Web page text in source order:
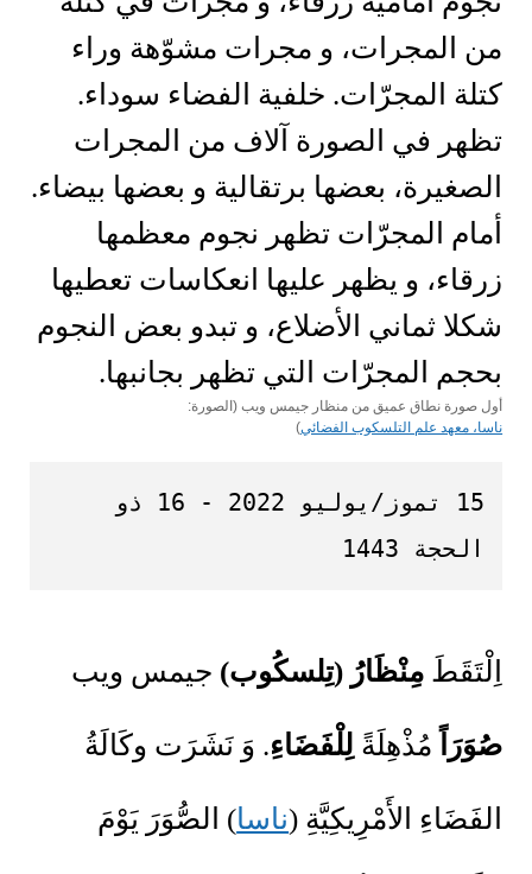
أول صورة نطاق عميق من منظار جيمس ويب (الصورة:
ناسا، معهد علم التلسكوب الفضائي)
الحجة 1443
اِلْتَقَطَ مِنْظَارُ (تِلسكُوب) جيمس ويب
صُوَرَاً مُذْهِلَةً لِلْفَضَاءِ. وَ نَشَرَت وكَالَةُ
الفَضَاءِ الأَمْرِيكِيَّةِ (ناسا) الصُّوَرَ يَوْمَ